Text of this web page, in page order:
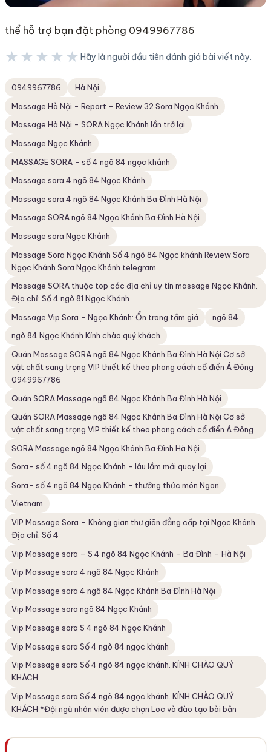
thể hỗ trợ bạn đặt phòng 0949967786
★★★★★ Hãy là người đầu tiên đánh giá bài viết này.
0949967786
Hà Nội
Massage Hà Nội - Report - Review 32 Sora Ngọc Khánh
Massage Hà Nội - SORA Ngọc Khánh lần trở lại
Massage Ngọc Khánh
MASSAGE SORA - số 4 ngõ 84 ngọc khánh
Massage sora 4 ngõ 84 Ngọc Khánh
Massage sora 4 ngõ 84 Ngọc Khánh Ba Đình Hà Nội
Massage SORA ngõ 84 Ngọc Khánh Ba Đình Hà Nội
Massage sora Ngọc Khánh
Massage Sora Ngọc Khánh Số 4 ngõ 84 Ngọc khánh Review Sora
Ngọc Khánh Sora Ngọc Khánh telegram
Massage SORA thuộc top các địa chỉ uy tín massage Ngọc Khánh.
Địa chỉ: Số 4 ngõ 81 Ngọc Khánh
Massage Vip Sora - Ngọc Khánh: Ổn trong tầm giá
ngõ 84
ngõ 84 Ngọc Khánh Kính chào quý khách
Quán Massage SORA ngõ 84 Ngọc Khánh Ba Đình Hà Nội Cơ sở
vật chất sang trọng VIP thiết kế theo phong cách cổ điển Á Đông
0949967786
Quán SORA Massage ngõ 84 Ngọc Khánh Ba Đình Hà Nội
Quán SORA Massage ngõ 84 Ngọc Khánh Ba Đình Hà Nội Cơ sở
vật chất sang trọng VIP thiết kế theo phong cách cổ điển Á Đông
SORA Massage ngõ 84 Ngọc Khánh Ba Đình Hà Nội
Sora- số 4 ngõ 84 Ngọc Khánh - lâu lắm mới quay lại
Sora- số 4 ngõ 84 Ngọc Khánh - thưởng thức món Ngon
Vietnam
VIP Massage Sora – Không gian thư giãn đẳng cấp tại Ngọc Khánh
Địa chỉ: Số 4
Vip Massage sora – S 4 ngõ 84 Ngọc Khánh – Ba Đình – Hà Nội
Vip Massage sora 4 ngõ 84 Ngọc Khánh
Vip Massage sora 4 ngõ 84 Ngọc Khánh Ba Đình Hà Nội
Vip Massage sora ngõ 84 Ngọc Khánh
Vip Massage sora S 4 ngõ 84 Ngọc Khánh
Vip Massage sora Số 4 ngõ 84 ngọc khánh
Vip Massage sora Số 4 ngõ 84 ngọc khánh. KÍNH CHÀO QUÝ
KHÁCH
Vip Massage sora Số 4 ngõ 84 ngọc khánh. KÍNH CHÀO QUÝ
KHÁCH *Đội ngũ nhân viên được chọn Loc và đào tạo bài bản